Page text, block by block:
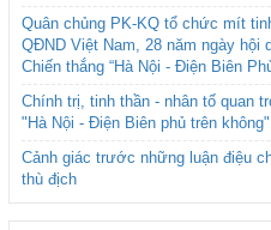
Quân chủng PK-KQ tổ chức mít
QĐND Việt Nam, 28 năm ngày hội
Chiến thắng “Hà Nội - Điện Biên
Chính trị, tinh thần - nhân tố quan
"Hà Nội - Điện Biên phủ trên không"
Cảnh giác trước những luận điệu
thù địch